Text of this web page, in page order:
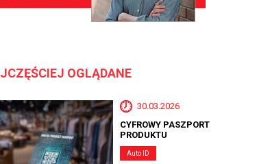
OGLĄDANE
30.03.2026
CYFROWY PASZPORT
PRODUKTU
Auto ID